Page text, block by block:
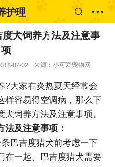
护理
犬饲养方法及注意事
项
07-02 来源：小可爱宠物网
家在炎热夏天经常会
样容易得空调病，那么下
饲养方法及注意事项。
及注意事项：
吉度猎犬前考虑一下
在一起。巴吉度猎犬需要